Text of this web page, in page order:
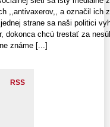
,,antivaxerov,, a označil ich
strane sa naši politici
dokonca chcú trestať za
známe [...]
RSS